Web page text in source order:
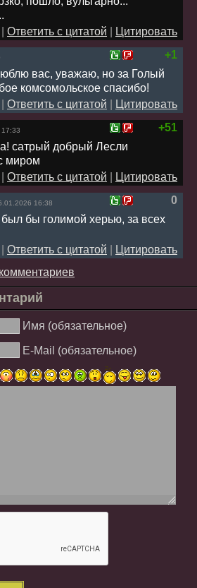
Ответить с цитатой
Цитировать
+1
вас, уважаю, но за Голый
комсомольское спасибо!
Ответить с цитатой
Цитировать
+51
сатрый добрый Лесли
миром
Ответить с цитатой
Цитировать
0
16:38
бы голимой херью, за всех
Ответить с цитатой
Цитировать
Имя (обязательное)
E-Mail (обязательное)